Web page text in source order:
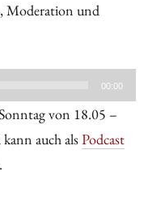
Moderation und
00:00
von 18.05 –
auch alsPodcast